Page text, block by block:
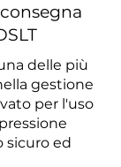
delle più
gestione
per l'uso
sicuro ed